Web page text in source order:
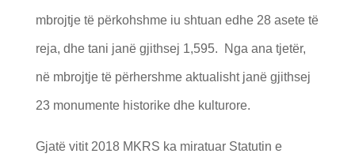
mbrojtje të përkohshme iu shtuan edhe 28 asete të
reja, dhe tani janë gjithsej 1,595. Nga ana tjetër,
në mbrojtje të përhershme aktualisht janë gjithsej
23 monumente historike dhe kulturore.
Gjatë vitit 2018 MKRS ka miratuar Statutin e